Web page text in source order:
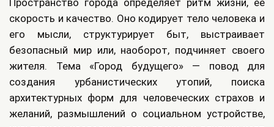
Пространство города определяет ритм жизни, ее
скорость и качество. Оно кодирует тело человека и
его мысли, структурирует быт, выстраивает
безопасный мир или, наоборот, подчиняет своего
жителя. Тема «Город будущего» — повод для
создания урбанистических утопий, поиска
архитектурных форм для человеческих страхов и
желаний, размышлений о социальном устройстве,